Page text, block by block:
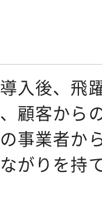
入後、飛
顧客から
事業者か
がりを持